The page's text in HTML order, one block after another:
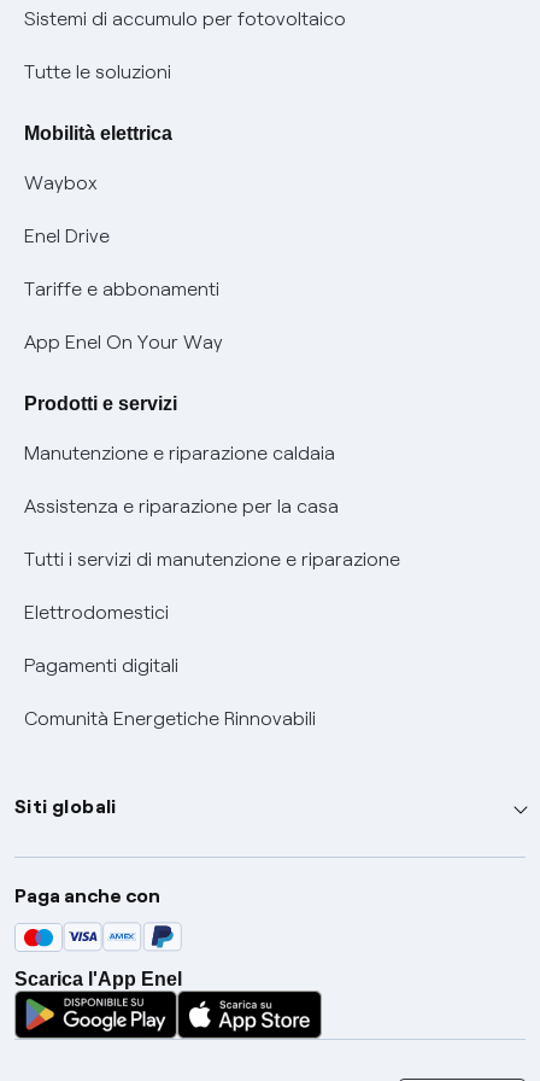
Informazioni precontrattuali prodotti e servizi
Condizioni generali di contratto prodotti e servizi
Certificazioni
Nuove regole europee per la protezione dei dati
Offerte Placet non vulnerabili
Offerta Tutela Vulnerabilità Gas
Mobilità Elettrica
Phishing e truffe online
Verifica chi ti ha chiamato
Informativa RAEE
Sistemi di accumulo per fotovoltaico
Tutte le soluzioni
Mobilità elettrica
Waybox
Enel Drive
Tariffe e abbonamenti
App Enel On Your Way
Prodotti e servizi
Manutenzione e riparazione caldaia
Assistenza e riparazione per la casa
Tutti i servizi di manutenzione e riparazione
Elettrodomestici
Pagamenti digitali
Comunità Energetiche Rinnovabili
Siti globali
Enel Group
Enel Green Power
Global Trading
Global Procurement
Gridspertise
Paga anche con
Scarica l'App Enel